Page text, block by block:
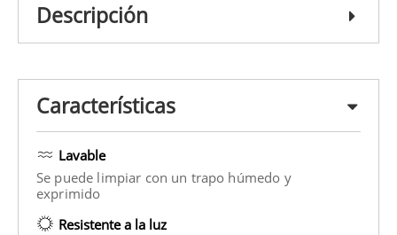
Descripción
Características
Lavable
Se puede limpiar con un trapo húmedo y
exprimido
Resistente a la luz